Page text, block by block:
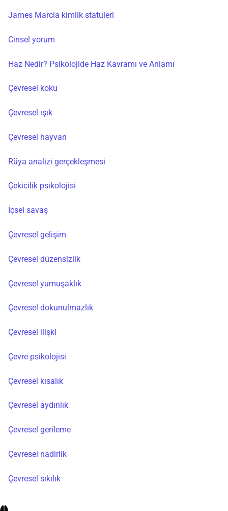
James Marcia kimlik statüleri
Cinsel yorum
Haz Nedir? Psikolojide Haz Kavramı ve Anlamı
Çevresel koku
Çevresel ışık
Çevresel hayvan
Rüya analizi gerçekleşmesi
Çekicilik psikolojisi
İçsel savaş
Çevresel gelişim
Çevresel düzensizlik
Çevresel yumuşaklık
Çevresel dokunulmazlık
Çevresel ilişki
Çevre psikolojisi
Çevresel kısalık
Çevresel aydınlık
Çevresel gerileme
Çevresel nadirlik
Çevresel sıkılık